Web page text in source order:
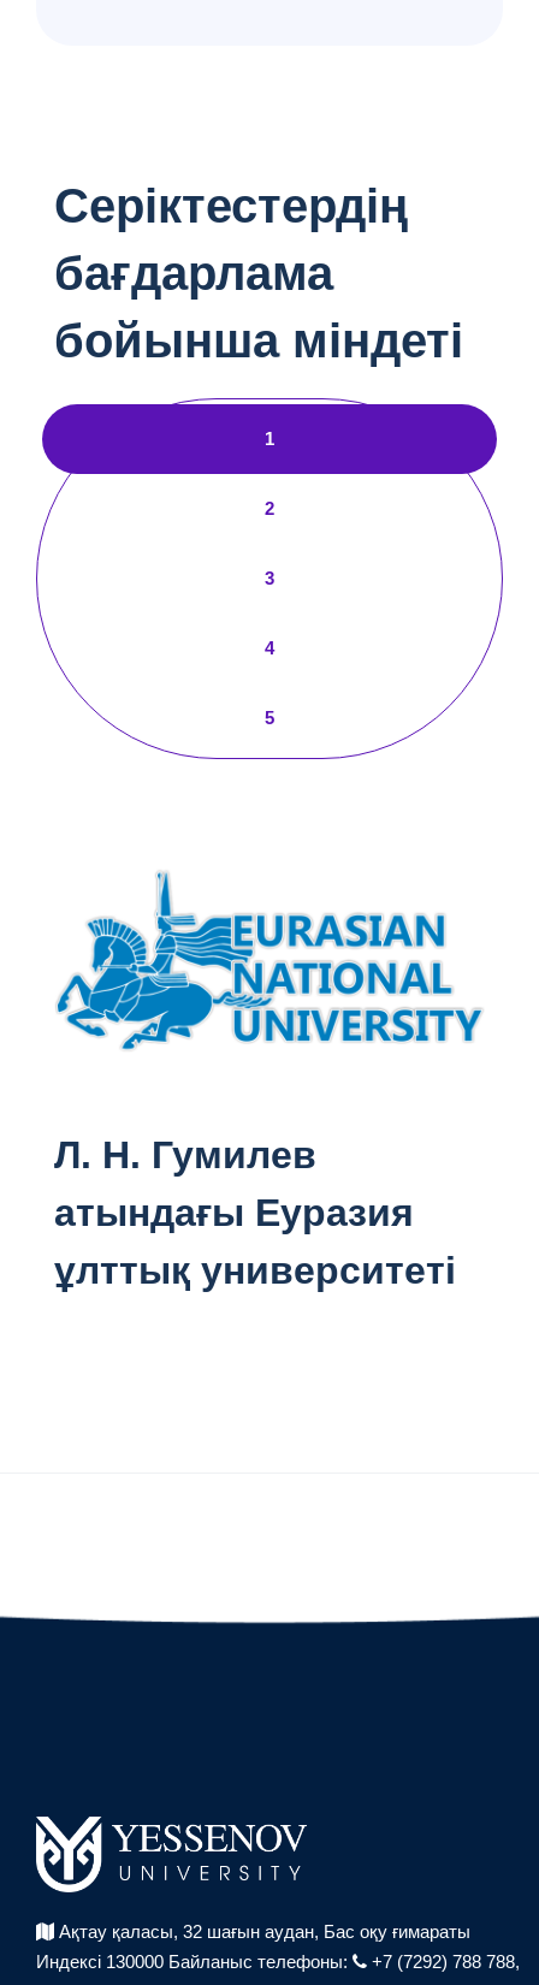
Серіктестердің
бағдарлама
бойынша міндеті
1
2
3
4
5
Л. Н. Гумилев
атындағы Еуразия
ұлттық университеті
Ақтау қаласы, 32 шағын аудан, Бас оқу ғимараты
Индексі 130000 Байланыс телефоны:
+7 (7292) 788 788,